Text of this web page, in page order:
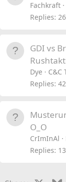
Fachkraft
Replies 26
GDI vs
Dye
C&C
Replies 42
O_O
CrImInAl
Replies 13